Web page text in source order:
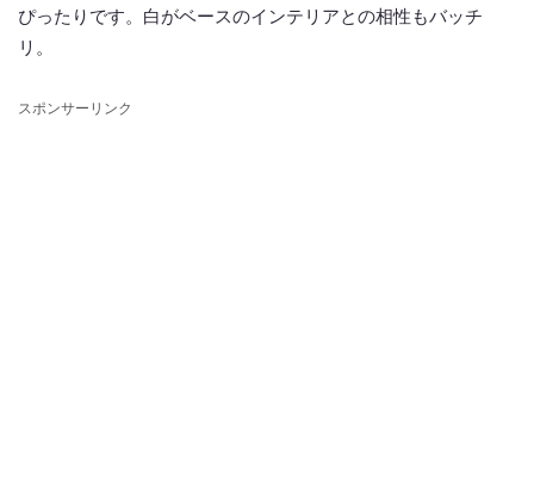
ぴったりです。白がベースのインテリアとの相性もバッチ
リ。
スポンサーリンク